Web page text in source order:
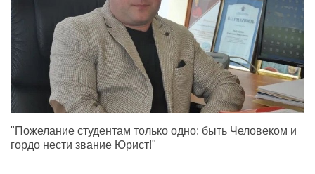
"Пожелание студентам только одно: быть Человеком и
гордо нести звание Юрист!"